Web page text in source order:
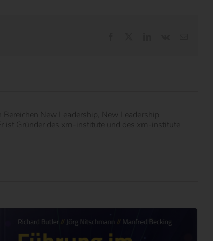
New Leadership, New Leadership
ist Gründer des xm-institute und des xm-institute